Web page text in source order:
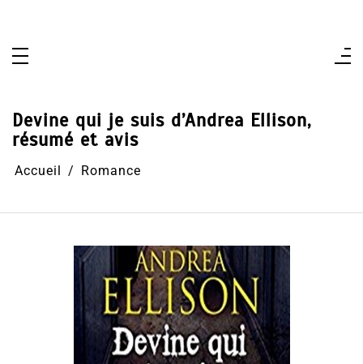
Devine qui je suis d’Andrea Ellison,
résumé et avis
Accueil Romance